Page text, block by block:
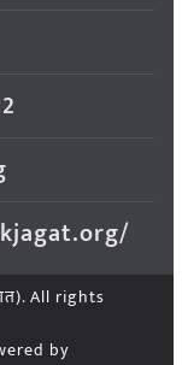
. All rights
by